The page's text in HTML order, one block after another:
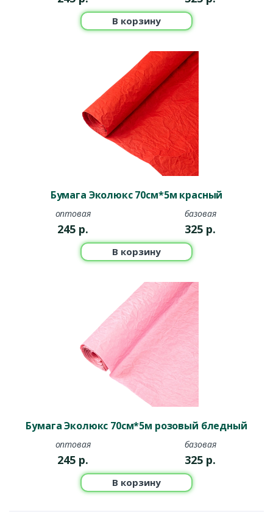
В корзину
Бумага Эколюкс 70см*5м красный
оптовая
245 р.
базовая
325 р.
В корзину
Бумага Эколюкс 70см*5м розовый бледный
оптовая
245 р.
базовая
325 р.
В корзину